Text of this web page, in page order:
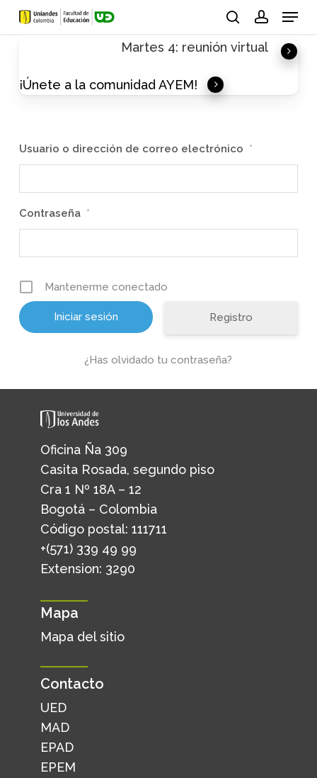
Skip
Menu
Martes 4: reunión virtual
¡Únete a la comunidad AYEM!
Usuario o dirección de correo electrónico *
Contraseña *
Mantenerme conectado
Registro
¿Has olvidado tu contraseña?
Oficina Ña 309
Casita Rosada, segundo piso
Cra 1 Nº 18A – 12
Bogotá – Colombia
Código postal: 111711
+(571) 339 49 99
Extension: 3290
Mapa
Mapa del sitio
Contacto
UED
MAD
EPAD
EPEM